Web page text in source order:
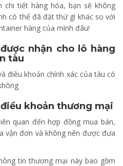
chi tiết hàng hóa, bạn sẽ không
có thể đã đặt thứ gì khác so với
hàng của mình đâu!
nhận cho lô hàng
tàu
điều khoản chính xác của tàu có
khoản thương mại
quan đến hợp đồng mua bán,
vận đơn và không nên được đưa
tin thương mại này bao gồm